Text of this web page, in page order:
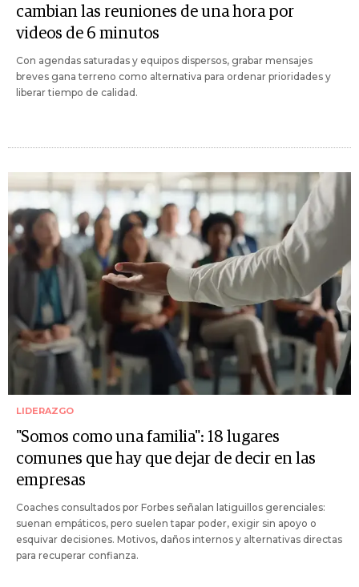
cambian las reuniones de una hora por
videos de 6 minutos
Con agendas saturadas y equipos dispersos, grabar mensajes
breves gana terreno como alternativa para ordenar prioridades y
liberar tiempo de calidad.
LIDERAZGO
"Somos como una familia": 18 lugares
comunes que hay que dejar de decir en las
empresas
Coaches consultados por Forbes señalan latiguillos gerenciales:
suenan empáticos, pero suelen tapar poder, exigir sin apoyo o
esquivar decisiones. Motivos, daños internos y alternativas directas
para recuperar confianza.